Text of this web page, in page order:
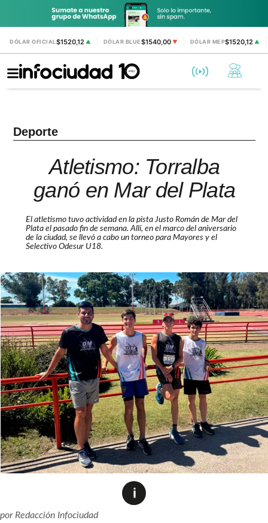
DÓLAR OFICIAL$1520,12 ▲ DÓLAR BLUE$1540,00 ▼ DÓLAR MEP$1520,12 ▲
Deporte
Atletismo: Torralba
ganó en Mar del Plata
El atletismo tuvo actividad en la pista Justo Román de Mar del
Plata el pasado fin de semana. Allí, en el marco del aniversario
de la ciudad, se llevó a cabo un torneo para Mayores y el
Selectivo Odesur U18.
porRedacción Infociudad